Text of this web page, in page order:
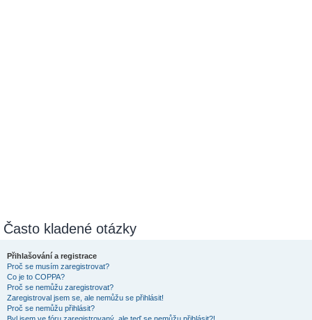
Často kladené otázky
Přihlašování a registrace
Proč se musím zaregistrovat?
Co je to COPPA?
Proč se nemůžu zaregistrovat?
Zaregistroval jsem se, ale nemůžu se přihlásit!
Proč se nemůžu přihlásit?